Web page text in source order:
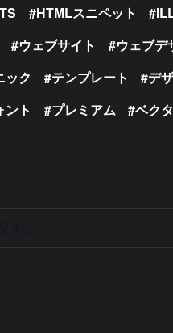
HTMLスニペット
ウェブサイト ウェブデ
ック テンプレート デ
ント プレミアム ベク